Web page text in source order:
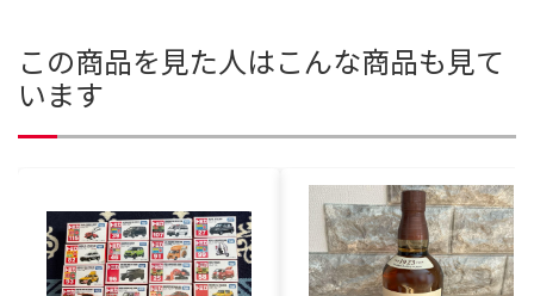
この商品を見た人はこんな商品も見て
います